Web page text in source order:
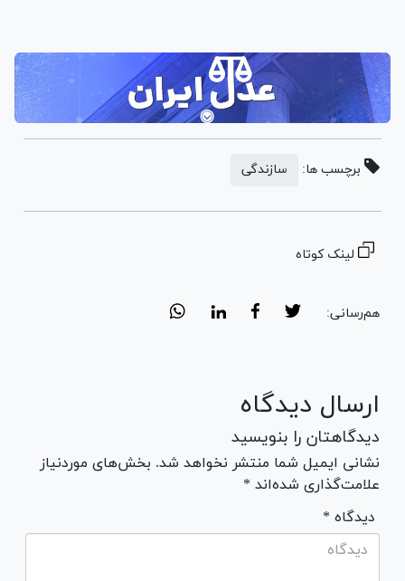
برچسب ها: سازندگی
لینک کوتاه
هم‌رسانی:
ارسال دیدگاه
دیدگاهتان را بنویسید
نشانی ایمیل شما منتشر نخواهد شد. بخش‌های موردنیاز
علامت‌گذاری شده‌اند *
* دیدگاه